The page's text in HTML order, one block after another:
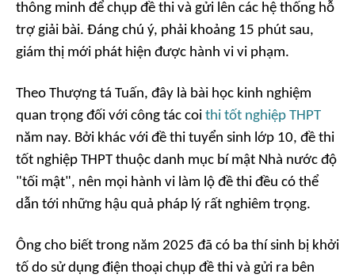
thông minh để chụp đề thi và gửi lên các hệ thống hỗ
trợ giải bài. Đáng chú ý, phải khoảng 15 phút sau,
giám thị mới phát hiện được hành vi vi phạm.
Theo Thượng tá Tuấn, đây là bài học kinh nghiệm
quan trọng đối với công tác coi thi tốt nghiệp THPT
năm nay. Bởi khác với đề thi tuyển sinh lớp 10, đề thi
tốt nghiệp THPT thuộc danh mục bí mật Nhà nước độ
"tối mật", nên mọi hành vi làm lộ đề thi đều có thể
dẫn tới những hậu quả pháp lý rất nghiêm trọng.
Ông cho biết trong năm 2025 đã có ba thí sinh bị khởi
tố do sử dụng điện thoại chụp đề thi và gửi ra bên